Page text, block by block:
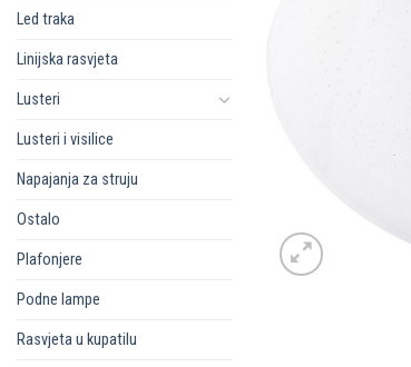
Led traka
Linijska rasvjeta
Lusteri
Lusteri i visilice
Napajanja za struju
Ostalo
Plafonjere
Podne lampe
Rasvjeta u kupatilu